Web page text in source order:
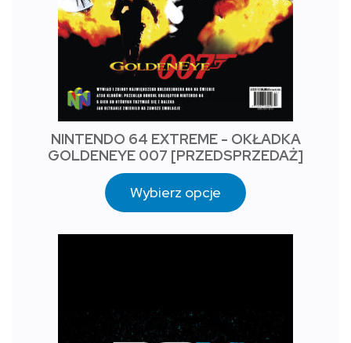
NINTENDO 64 EXTREME - OKŁADKA
GOLDENEYE 007 [PRZEDSPRZEDAŻ]
Wybierz opcje